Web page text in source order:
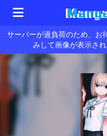
サーバーが過負荷のため、お
みして画像が表示さ